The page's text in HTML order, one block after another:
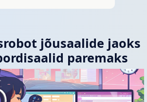
jõusaalide jaoks
paremaks